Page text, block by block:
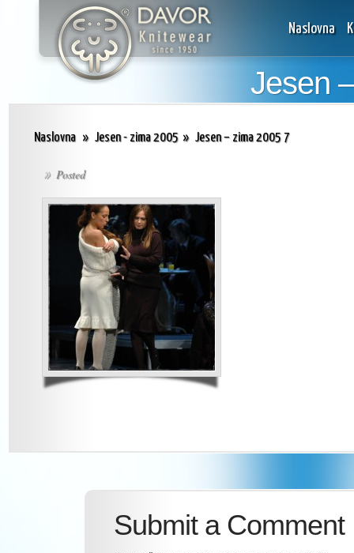
Naslovna
Jesen
Naslovna » Jesen - zima 2005 » Jesen – zima 2005 7
» Posted
Submit a Comment